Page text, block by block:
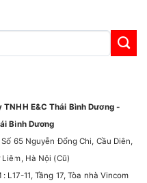
TNHH E&C Thái Bình Dương -
Bình Dương
Số 65 Nguyễn Đổng Chi, Cầu Diên,
Liêm, Hà Nội (Cũ)
: L17-11, Tầng 17, Tòa nhà Vincom